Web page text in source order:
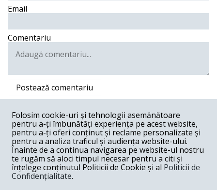
Email
Comentariu
Postează comentariu
Daca Romanica este in situatia pe care o traim astazi cu
totii,o mare contributie la aceasta situatie a avut’o calaul
ivan ilici iliescovici(iliescu),acest evreu ruso-bulgaro-
caldarar.Singura lui tangenta cu Romania,este faptul ca
l’a fatat ma’sa ,pe malul Dunarii,la Oltenita,lasand aici
unul dintre cele mai mari blesteme pentru tara si pentru
natie.In ‘89,acest megaticalos,in loc sa cheme Regele in
tara,ii chema pe confratii lui rusi,parca nu a fost destul
Folosim cookie-uri și tehnologii asemănătoare
pentru a-ți îmbunătăți experiența pe acest website,
pentru a-ți oferi conținut și reclame personalizate și
pentru a analiza traficul și audiența website-ului.
Înainte de a continua navigarea pe website-ul nostru
te rugăm să aloci timpul necesar pentru a citi și
înțelege conținutul Politicii de Cookie și al Politicii de
Confidențialitate.